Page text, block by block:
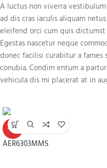
A luctus non viverra
ad dis cras iaculis aliquam
eleifend orci cum quis
Egestas nascetur neque
donec facilisi curabitur a fames
conubia. Condim entum a
vehicula dis mi placerat at in
-30%
AER6303MMS